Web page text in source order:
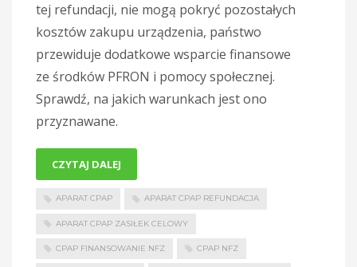
tej refundacji, nie mogą pokryć pozostałych
kosztów zakupu urządzenia, państwo
przewiduje dodatkowe wsparcie finansowe
ze środków PFRON i pomocy społecznej.
Sprawdź, na jakich warunkach jest ono
przyznawane.
APARAT CPAP APARAT CPAP REFUNDACJA
APARAT CPAP ZASIŁEK CELOWY
CPAP FINANSOWANIE NFZ CPAP NFZ
CZYTAJ DALEJ